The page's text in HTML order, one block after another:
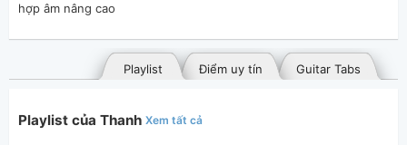
hợp âm nâng cao
Guitar Tabs
Điểm uy tín
Playlist
Playlist của Thanh Xem tất cả